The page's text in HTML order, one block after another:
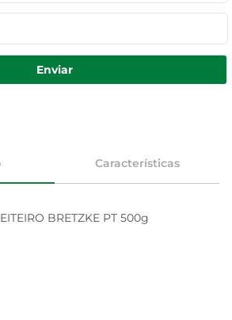
Enviar
Características
BRETZKE PT 500g